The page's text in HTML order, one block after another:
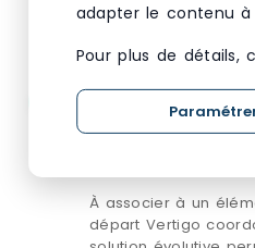
Élément suivant
À associer à un
départ Vertigo
adapter le contenu à
Pour plus de détails,